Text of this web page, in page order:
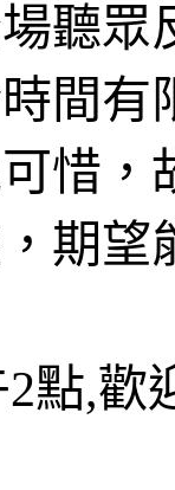
聽眾
間
惜，
期
2點,